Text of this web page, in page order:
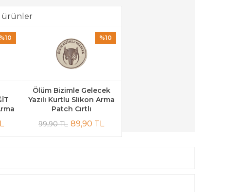
ürünler
%10 %10
Ölüm Bizimle Gelecek
Yazılı Kurtlu Slikon Arma
Patch Cırtlı
99,90 TL 89,90 TL